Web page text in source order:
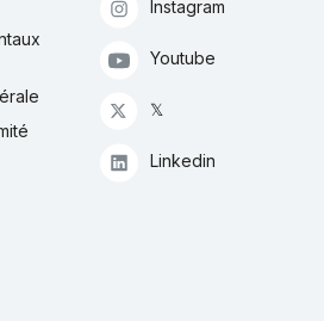
Instagram
Youtube
𝕏
Linkedin